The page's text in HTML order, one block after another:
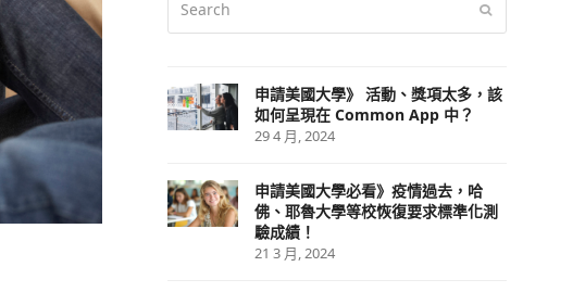
申請美國大學》 活動、獎項太多，該
如何呈現在 Common App 中？
29 4 月, 2024
申請美國大學必看》疫情過去，哈
佛、耶魯大學等校恢復要求標準化測
驗成績！
21 3 月, 2024